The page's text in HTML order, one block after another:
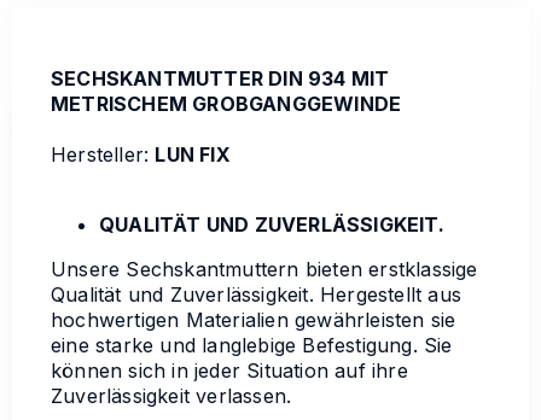
SECHSKANTMUTTER DIN 934 MIT
METRISCHEM GROBGANGGEWINDE
Hersteller: LUN FIX
QUALITÄT UND ZUVERLÄSSIGKEIT.
Unsere Sechskantmuttern bieten erstklassige
Qualität und Zuverlässigkeit. Hergestellt aus
hochwertigen Materialien gewährleisten sie
eine starke und langlebige Befestigung. Sie
können sich in jeder Situation auf ihre
Zuverlässigkeit verlassen.